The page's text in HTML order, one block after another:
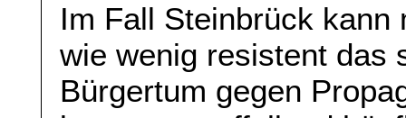
Im Fall Steinbrück kann
wie wenig resistent das
Bürgertum gegen